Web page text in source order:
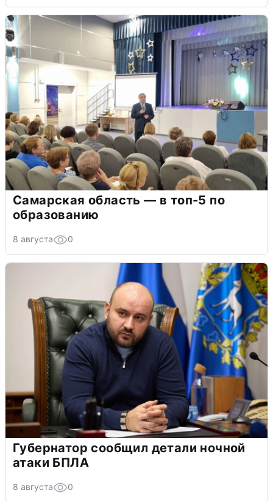
Самарская область — в топ-5 по
образованию
8 августа 0
Губернатор сообщил детали ночной
атаки БПЛА
8 августа 0